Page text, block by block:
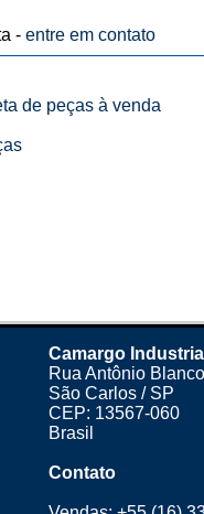
- entre em contato
de peças à venda
Camargo
Rua Antônio
São Carlos / SP
CEP: 13567-060
Brasil
Contato